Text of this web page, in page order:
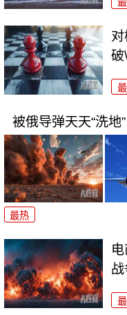
破
被俄导弹天天“洗地
最热